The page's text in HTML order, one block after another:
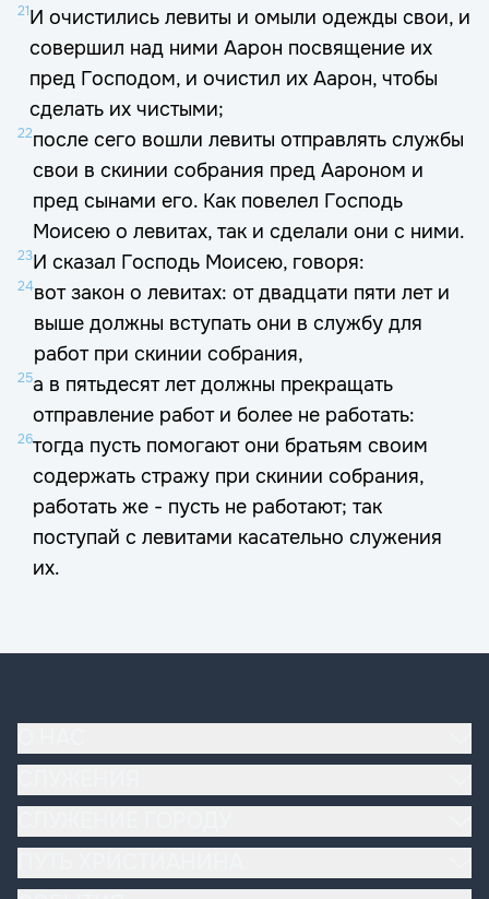
21И очистились левиты и омыли одежды свои, и
совершил над ними Аарон посвящение их
пред Господом, и очистил их Аарон, чтобы
сделать их чистыми;
22после сего вошли левиты отправлять службы
свои в скинии собрания пред Аароном и
пред сынами его. Как повелел Господь
Моисею о левитах, так и сделали они с ними.
23И сказал Господь Моисею, говоря:
24вот закон о левитах: от двадцати пяти лет и
выше должны вступать они в службу для
работ при скинии собрания,
25а в пятьдесят лет должны прекращать
отправление работ и более не работать:
26тогда пусть помогают они братьям своим
содержать стражу при скинии собрания,
работать же - пусть не работают; так
поступай с левитами касательно служения
их.
Основы вероучения
Эдуард и Ольга Деремовы
Домашние группы
Детская церковь
Социальные служения